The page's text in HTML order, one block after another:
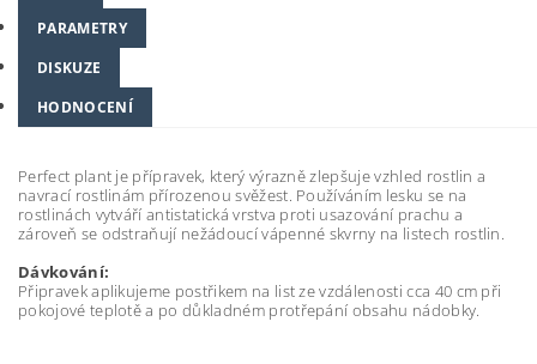
PARAMETRY
DISKUZE
HODNOCENÍ
Perfect plant je přípravek, který výrazně zlepšuje vzhled rostlin a
navrací rostlinám přírozenou svěžest. Používáním lesku se na
rostlinách vytváří antistatická vrstva proti usazování prachu a
zároveň se odstraňují nežádoucí vápenné skvrny na listech rostlin.
Dávkování:
Připravek aplikujeme postřikem na list ze vzdálenosti cca 40 cm při
pokojové teplotě a po důkladném protřepání obsahu nádobky.